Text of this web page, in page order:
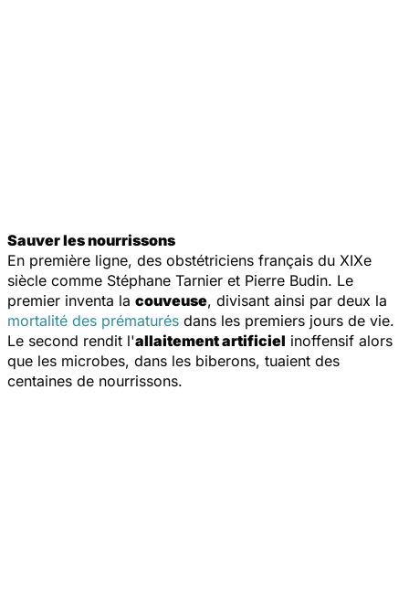
Sauver les nourrissons
En première ligne, des obstétriciens français du XIXe
siècle comme Stéphane Tarnier et Pierre Budin. Le
premier inventa la couveuse, divisant ainsi par deux la
mortalité des prématurés dans les premiers jours de vie.
Le second rendit l'allaitement artificiel inoffensif alors
que les microbes, dans les biberons, tuaient des
centaines de nourrissons.